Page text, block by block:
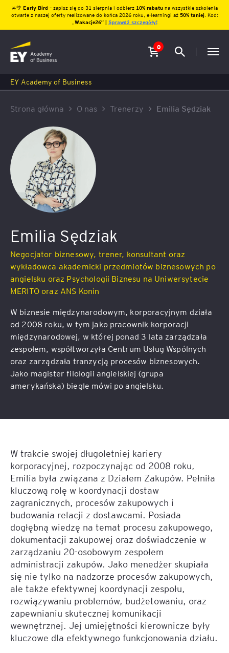
☀️🌴 Early Bird – zapisz się do 31 sierpnia i odbierz10% rabatu na wszystkie szkolenia
otwarte z naszej oferty realizowane do końca 2026 roku, e-learningi aż 50% taniej. Kod:
Wakacje26″ | Sprawdź szczegóły!
0
EY Academy of Business
Strona główna O nas Trenerzy Emilia Sędziak
Emilia Sędziak
Negocjator biznesowy, trener, konsultant oraz
wykładowca akademicki przedmiotów biznesowych po
angielsku oraz Psychologii Biznesu na Uniwersytecie
MERITO oraz ANS Konin
W biznesie międzynarodowym, korporacyjnym działa
od 2008 roku, w tym jako pracownik korporacji
międzynarodowej, w której ponad 3 lata zarządzała
zespołem, współtworzyła Centrum Usług Wspólnych
oraz zarządzała tranzycją procesów biznesowych.
Jako magister filologii angielskiej (grupa
amerykańska) biegle mówi po angielsku.
W trakcie swojej długoletniej kariery
korporacyjnej, rozpoczynając od 2008 roku,
Emilia była związana z Działem Zakupów. Pełniła
kluczową rolę w koordynacji dostaw
zagranicznych, procesów zakupowych i
budowania relacji z dostawcami. Posiada
dogłębną wiedzę na temat procesu zakupowego,
dokumentacji zakupowej oraz doświadczenie w
zarządzaniu 20-osobowym zespołem
administracji zakupów. Jako menedżer skupiała
się nie tylko na nadzorze procesów zakupowych,
ale także efektywnej koordynacji zespołu,
rozwiązywaniu problemów, budżetowaniu, oraz
zapewnianiu skutecznej komunikacji
wewnętrznej. Jej umiejętności kierownicze były
kluczowe dla efektywnego funkcjonowania działu.